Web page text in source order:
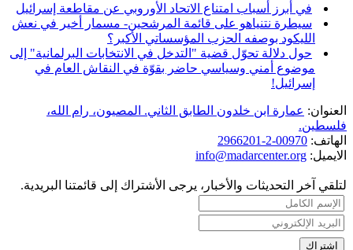
في أبرز أسباب امتناع الاتحاد الأوروبي عن مقاطعة إسرائيل
سيطرة نتنياهو على قائمة المرشحين- مسمار أخير في نعش
الليكود بوصفه الحزب المؤسساتي الأكبر؟
حول دلالة تحوّل قضية "التدخل في الانتخابات البرلمانية" إلى
موضوع أمني وسياسي حاضر بقوّة في النقاش العام في
إسرائيل!
العنوان: عمارة ابن خلدون الطابق الثاني. المصيون، رام الله،
فلسطين.
الهاتف: 00970-2-2966201
الايميل: info@madarcenter.org
لتلقي آخر التحديثات والأخبار، يرجى الأشتراك إلى قائمتنا البريدية.